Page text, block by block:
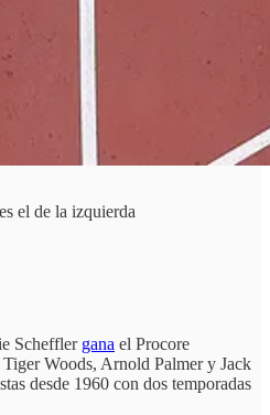
es el de la izquierda
Scheffler gana el Procore
Woods, Arnold Palmer y Jack
desde 1960 con dos temporadas